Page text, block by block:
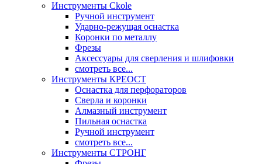
Инструменты Ckole
Ручной инструмент
Ударно‑режущая оснастка
Коронки по металлу
Фрезы
Аксессуары для сверления и шлифовки
смотреть все...
Инструменты КРЕОСТ
Оснастка для перфораторов
Сверла и коронки
Алмазный инструмент
Пильная оснастка
Ручной инструмент
смотреть все...
Инструменты СТРОНГ